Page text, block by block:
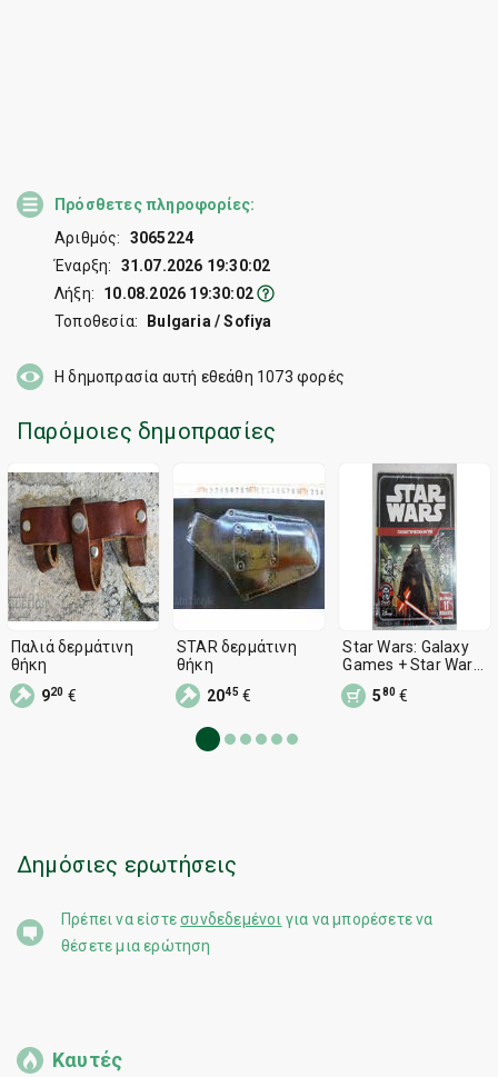
Πρόσθετες πληροφορίες:
Αριθμός:
3065224
Έναρξη:
31.07.2026 19:30:02
Λήξη:
10.08.2026 19:30:02
Τοποθεσία:
Bulgaria / Sofiya
Η δημοπρασία αυτή εθεάθη 1073 φορές
Παρόμοιες δημοπρασίες
Παλιά δερμάτινη
θήκη
920 €
STAR δερμάτινη
θήκη
2045 €
Star Wars: Galaxy
Games + Star Wars:
To Draw ..
580€
Δημόσιες ερωτήσεις
Πρέπει να είστεσυνδεδεμένοι για να μπορέσετε να
θέσετε μια ερώτηση
Καυτές